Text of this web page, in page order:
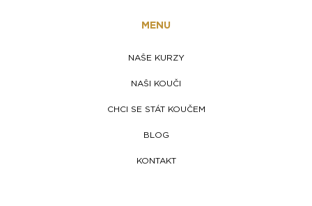
MENU
NAŠE KURZY
NAŠI KOUČI
CHCI SE STÁT KOUČEM
BLOG
KONTAKT